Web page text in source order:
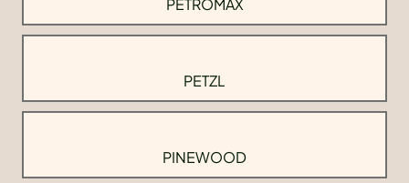
PETROMAX
PETZL
PINEWOOD